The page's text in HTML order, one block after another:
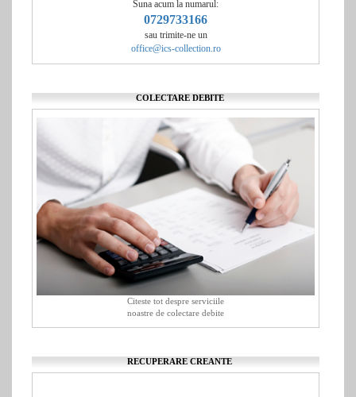
Suna acum la numarul:
0729733166
sau trimite-ne un
office@ics-collection.ro
COLECTARE DEBITE
Citeste tot despre serviciile
noastre de colectare debite
RECUPERARE CREANTE